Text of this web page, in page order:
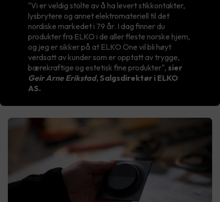
"Vi er veldig stolte av å ha levert stikkontakter,
lysbrytere og annet elektromateriell til det
nordiske markedet i 79 år. I dag finner du
produkter fra ELKO i de aller fleste norske hjem,
og jeg er sikker på at ELKO One vil bli høyt
verdsatt av kunder som er opptatt av trygge,
bærekraftige og estetisk fine produkter", sier
Geir Arne Erikstad, Salgsdirektør i ELKO
AS.